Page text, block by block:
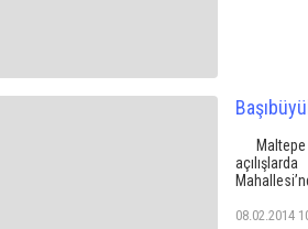
Maltepe
08.02.2014